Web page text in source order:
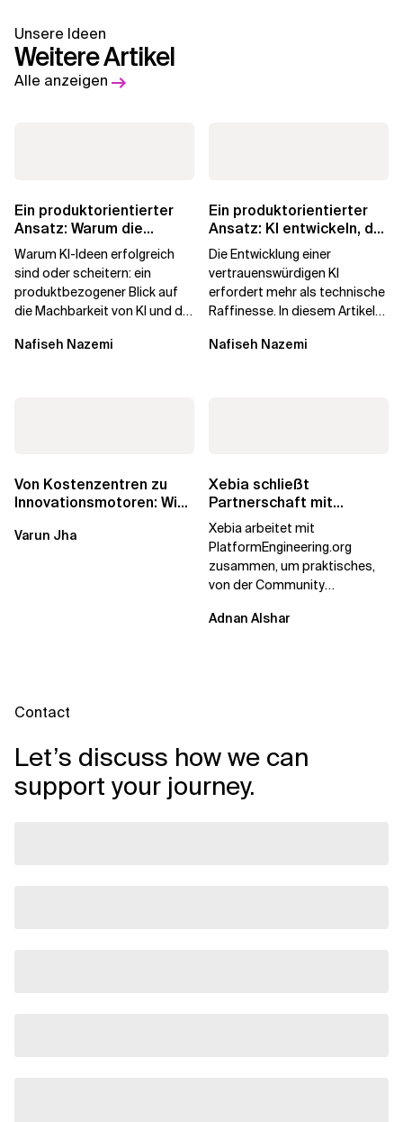
Unsere Ideen
Weitere Artikel
Alle anzeigen
Ein produktorientierter
Ansatz: Warum die
Machbarkeit von KI
darüber...
Warum KI-Ideen erfolgreich
sind oder scheitern: ein
produktbezogener Blick auf
die Machbarkeit von KI und die
verarbeiten, und...
Nafiseh Nazemi
Ein produktorientierter
Ansatz: KI entwickeln, der
die Menschen vertrauen
Die Entwicklung einer
vertrauenswürdigen KI
erfordert mehr als technische
Raffinesse. In diesem Artikel
Begehrlichkeit von KI...
Nafiseh Nazemi
Von Kostenzentren zu
Innovationsmotoren: Wie
umgeschrieben...
Varun Jha
Xebia schließt
Partnerschaft mit
PlatformEngineering.org
Xebia arbeitet mit
PlatformEngineering.org
zusammen, um praktisches,
von der Community
Engineering voranzutreiben,
Adnan Alshar
Contact
Let’s discuss how we can
support your journey.